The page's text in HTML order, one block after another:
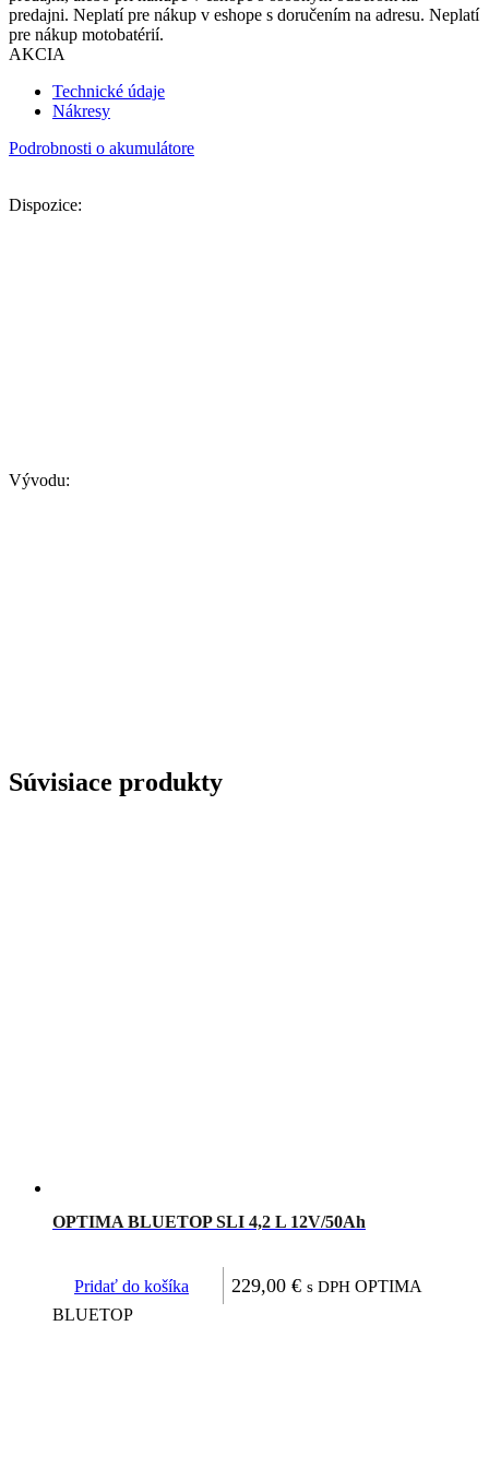
predajni. Neplatí pre nákup v eshope s doručením na adresu. Neplatí
pre nákup motobatérií.
AKCIA
Technické údaje
Nákresy
Podrobnosti o akumulátore
Dispozice:
Vývodu:
Súvisiace produkty
OPTIMA BLUETOP SLI 4,2 L 12V/50Ah
Pridať do košíka 229,00 € s DPH OPTIMA
BLUETOP